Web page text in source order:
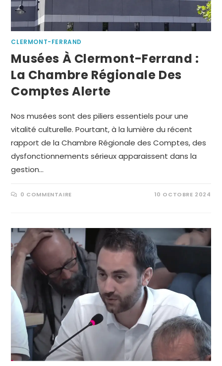
CLERMONT-FERRAND
Musées À Clermont-Ferrand :
La Chambre Régionale Des
Comptes Alerte
Nos musées sont des piliers essentiels pour une
vitalité culturelle. Pourtant, à la lumière du récent
rapport de la Chambre Régionale des Comptes, des
dysfonctionnements sérieux apparaissent dans la
gestion…
0 COMMENTAIRE 10 OCTOBRE 2024